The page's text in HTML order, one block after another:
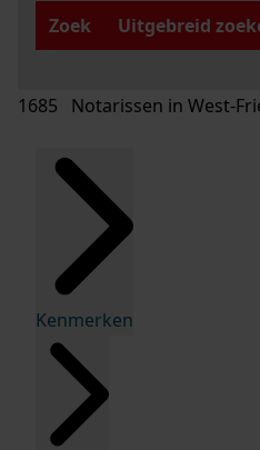
Zoek
Uitgebreid
1685 Notarissen in West-
Kenmerken